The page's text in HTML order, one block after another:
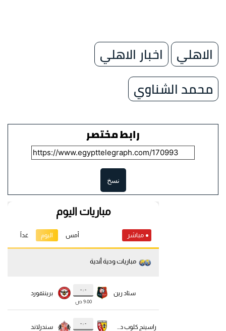
الاهلي
اخبار الاهلي
محمد الشناوي
رابط مختصر
نسخ